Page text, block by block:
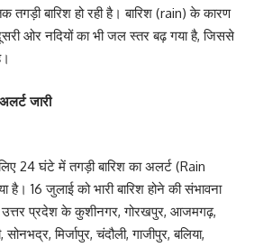
तगड़ी बारिश हो रही है। बारिश (rain) के कारण
ओर नदियों का भी जल स्तर बढ़ गया है, जिससे
जारी
24 घंटे में तगड़ी बारिश का अलर्ट (Rain
है। 16 जुलाई को भारी बारिश होने की संभावना
उत्तर प्रदेश के कुशीनगर, गोरखपुर, आजमगढ़,
मिर्जापुर, चंदौली, गाजीपुर, बलिया,